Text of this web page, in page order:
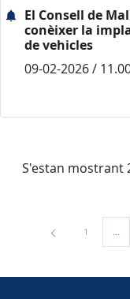
El Consell de
conèixer la
de vehicles
09-02-2026 /
S'estan mostrant
Pàgina
1 ...